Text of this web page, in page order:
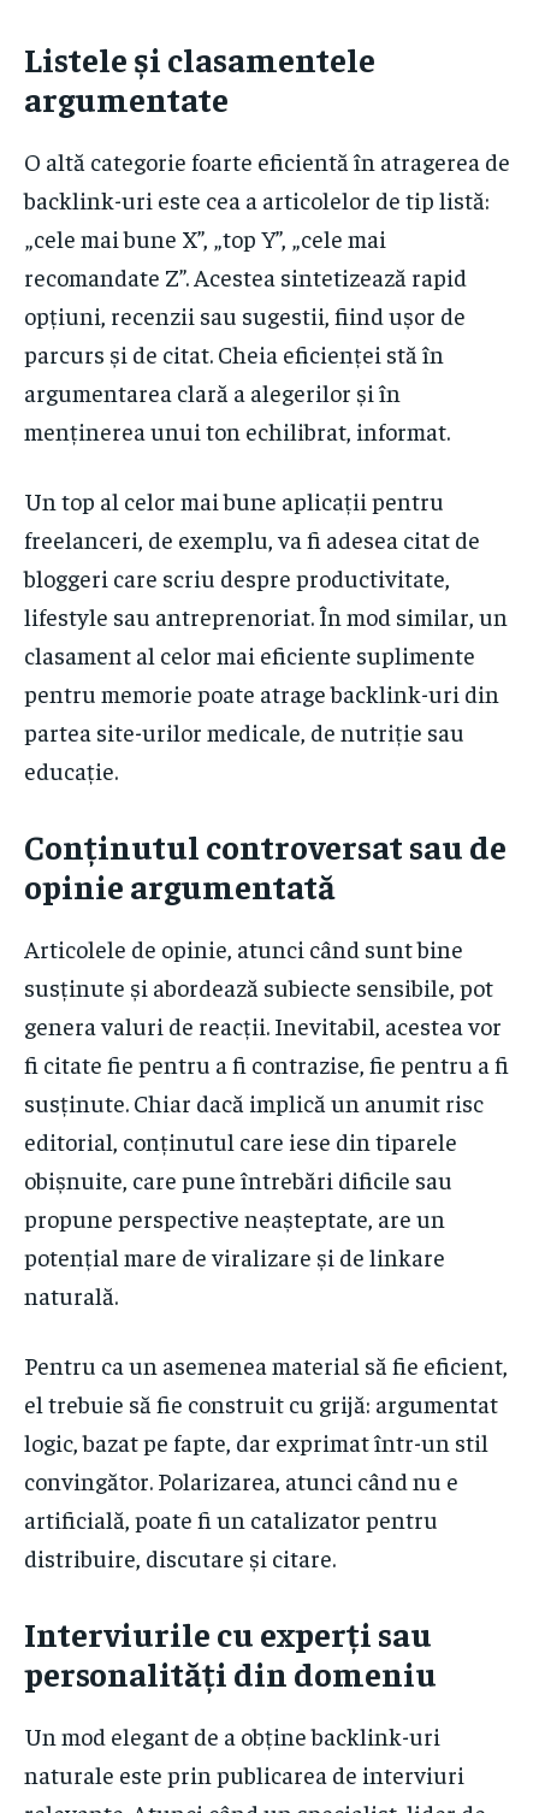
Listele și clasamentele
argumentate
O altă categorie foarte eficientă în atragerea de
backlink-uri este cea a articolelor de tip listă:
„cele mai bune X”, „top Y”, „cele mai
recomandate Z”. Acestea sintetizează rapid
opțiuni, recenzii sau sugestii, fiind ușor de
parcurs și de citat. Cheia eficienței stă în
argumentarea clară a alegerilor și în
menținerea unui ton echilibrat, informat.
Un top al celor mai bune aplicații pentru
freelanceri, de exemplu, va fi adesea citat de
bloggeri care scriu despre productivitate,
lifestyle sau antreprenoriat. În mod similar, un
clasament al celor mai eficiente suplimente
pentru memorie poate atrage backlink-uri din
partea site-urilor medicale, de nutriție sau
educație.
Conținutul controversat sau de
opinie argumentată
Articolele de opinie, atunci când sunt bine
susținute și abordează subiecte sensibile, pot
genera valuri de reacții. Inevitabil, acestea vor
fi citate fie pentru a fi contrazise, fie pentru a fi
susținute. Chiar dacă implică un anumit risc
editorial, conținutul care iese din tiparele
obișnuite, care pune întrebări dificile sau
propune perspective neașteptate, are un
potențial mare de viralizare și de linkare
naturală.
Pentru ca un asemenea material să fie eficient,
el trebuie să fie construit cu grijă: argumentat
logic, bazat pe fapte, dar exprimat într-un stil
convingător. Polarizarea, atunci când nu e
artificială, poate fi un catalizator pentru
distribuire, discutare și citare.
Interviurile cu experți sau
personalități din domeniu
Un mod elegant de a obține backlink-uri
naturale este prin publicarea de interviuri